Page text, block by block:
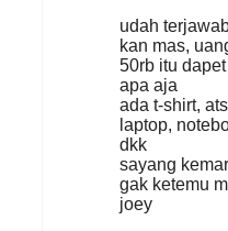
udah
kan mas,
50rb itu dapet
apa aja
ada t-shirt, ats
laptop,
dkk
sayang
gak ketemu
joey